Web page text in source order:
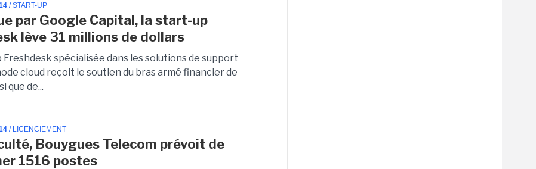
/ START-UP
par Google Capital, la start-up
lève 31 millions de dollars
Freshdesk spécialisée dans les solutions de support
cloud reçoit le soutien du bras armé financier de
que de...
/ LICENCIEMENT
Bouygues Telecom prévoit de
1516 postes